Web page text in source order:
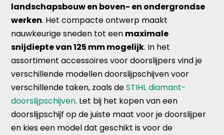
landschapsbouw en boven- en ondergrondse
werken. Het compacte ontwerp maakt
nauwkeurige sneden tot een maximale
snijdiepte van 125 mm mogelijk. In het
assortiment accessoires voor doorslijpers vind je
verschillende modellen doorslijpschijven voor
verschillende taken, zoals deSTIHL diamant-
doorslijpschijven. Let bij het kopen van een
doorslijpschijf op de juiste maat voor je doorslijper
en kies een model dat geschikt is voor de